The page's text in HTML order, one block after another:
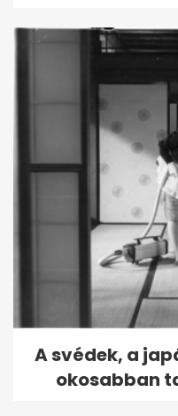
A svédek, a
okosabban